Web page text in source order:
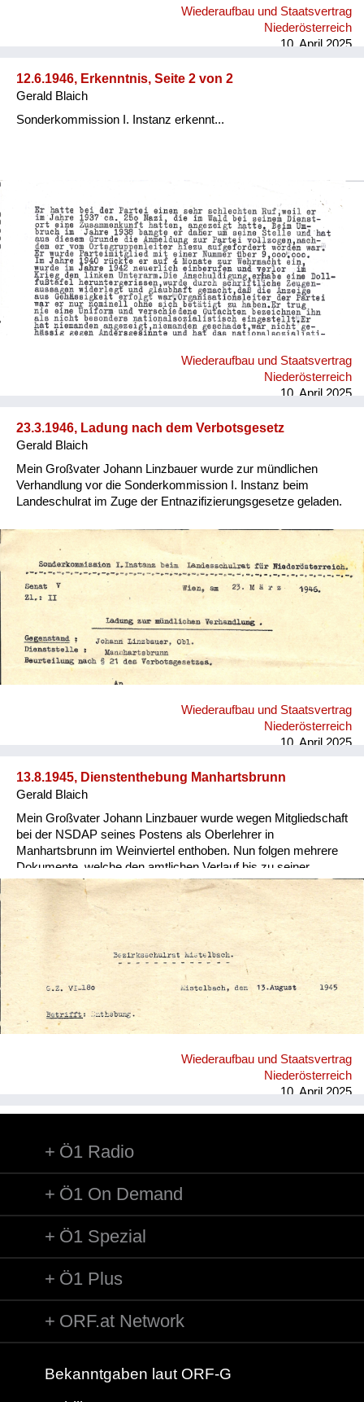
Wiederaufbau und Staatsvertrag
Niederösterreich
10. April 2025
12.6.1946, Erkenntnis, Seite 2 von 2
Gerald Blaich
Sonderkommission I. Instanz erkennt...
Wiederaufbau und Staatsvertrag
Niederösterreich
10. April 2025
23.3.1946, Ladung nach dem Verbotsgesetz
Gerald Blaich
Mein Großvater Johann Linzbauer wurde zur mündlichen
Verhandlung vor die Sonderkommission I. Instanz beim
Landeschulrat im Zuge der Entnazifizierungsgesetze geladen.
Wiederaufbau und Staatsvertrag
Niederösterreich
10. April 2025
13.8.1945, Dienstenthebung Manhartsbrunn
Gerald Blaich
Mein Großvater Johann Linzbauer wurde wegen Mitgliedschaft
bei der NSDAP seines Postens als Oberlehrer in
Manhartsbrunn im Weinviertel enthoben. Nun folgen mehrere
Dokumente, welche den amtlichen Verlauf bis zu seiner
Rehabilitierung nachvollziehen.
Wiederaufbau und Staatsvertrag
Niederösterreich
10. April 2025
Ö1 Radio
Ö1 On Demand
Ö1 Spezial
Ö1 Plus
ORF.at Network
Bekanntgaben laut ORF-G